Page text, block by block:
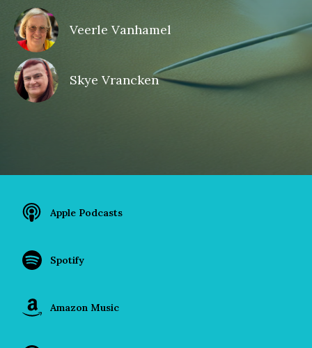
Veerle Vanhamel
Skye Vrancken
Apple Podcasts
Spotify
Amazon Music